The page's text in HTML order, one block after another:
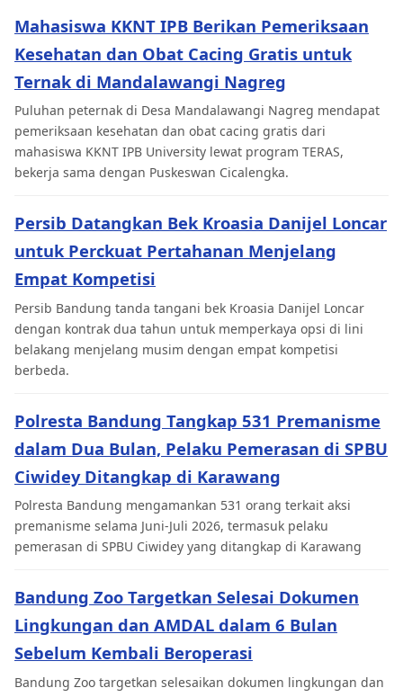
Mahasiswa KKNT IPB Berikan Pemeriksaan
Kesehatan dan Obat Cacing Gratis untuk
Ternak di Mandalawangi Nagreg
Puluhan peternak di Desa Mandalawangi Nagreg mendapat
pemeriksaan kesehatan dan obat cacing gratis dari
mahasiswa KKNT IPB University lewat program TERAS,
bekerja sama dengan Puskeswan Cicalengka.
Persib Datangkan Bek Kroasia Danijel Loncar
untuk Perckuat Pertahanan Menjelang
Empat Kompetisi
Persib Bandung tanda tangani bek Kroasia Danijel Loncar
dengan kontrak dua tahun untuk memperkaya opsi di lini
belakang menjelang musim dengan empat kompetisi
berbeda.
Polresta Bandung Tangkap 531 Premanisme
dalam Dua Bulan, Pelaku Pemerasan di SPBU
Ciwidey Ditangkap di Karawang
Polresta Bandung mengamankan 531 orang terkait aksi
premanisme selama Juni-Juli 2026, termasuk pelaku
pemerasan di SPBU Ciwidey yang ditangkap di Karawang
Bandung Zoo Targetkan Selesai Dokumen
Lingkungan dan AMDAL dalam 6 Bulan
Sebelum Kembali Beroperasi
Bandung Zoo targetkan selesaikan dokumen lingkungan dan